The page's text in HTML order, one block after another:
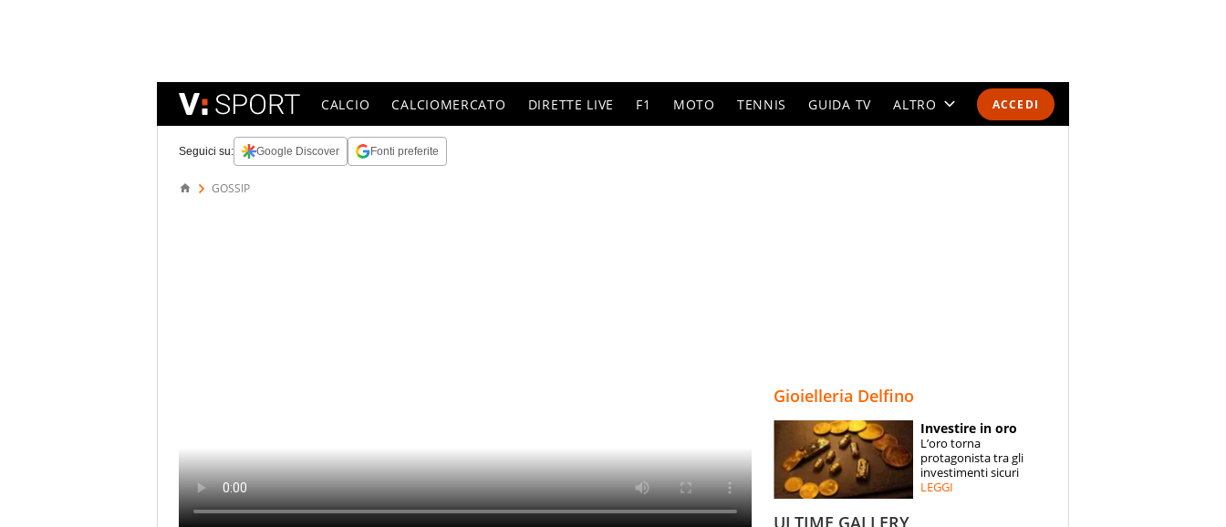
ACCEDI
CALCIO CALCIOMERCATO DIRETTE LIVE F1 MOTO TENNIS GUIDA TV ALTRO
SPECIALI
ESPERTI
Seguici su: Google Discover Fonti preferite
GOSSIP
Gioielleria Delfino
Investire in oro
L’oro torna
protagonista tra gli
investimenti sicuri
LEGGI
ULTIME GALLERY